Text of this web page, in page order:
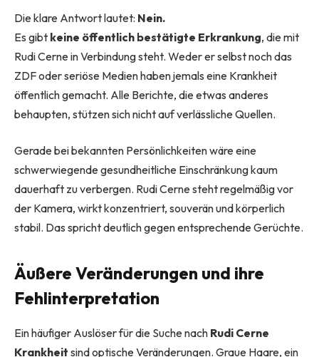
Die klare Antwort lautet: Nein.
Es gibt keine öffentlich bestätigte Erkrankung, die mit
Rudi Cerne in Verbindung steht. Weder er selbst noch das
ZDF oder seriöse Medien haben jemals eine Krankheit
öffentlich gemacht. Alle Berichte, die etwas anderes
behaupten, stützen sich nicht auf verlässliche Quellen.
Gerade bei bekannten Persönlichkeiten wäre eine
schwerwiegende gesundheitliche Einschränkung kaum
dauerhaft zu verbergen. Rudi Cerne steht regelmäßig vor
der Kamera, wirkt konzentriert, souverän und körperlich
stabil. Das spricht deutlich gegen entsprechende Gerüchte.
Äußere Veränderungen und ihre
Fehlinterpretation
Ein häufiger Auslöser für die Suche nach Rudi Cerne
Krankheit sind optische Veränderungen. Graue Haare, ein